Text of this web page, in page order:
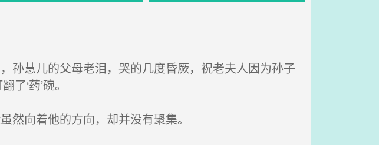
慧儿的父母老泪，哭的几度昏厥，祝老夫人因为孙子
‘药’碗。
向着他的方向，却并没有聚集。